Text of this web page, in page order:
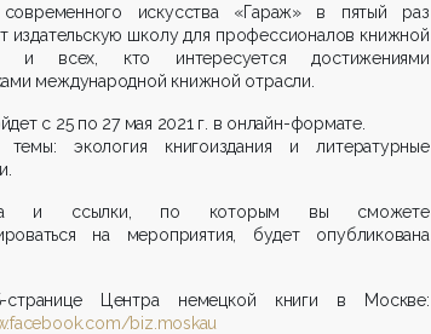
искусства «Гараж» в пятый раз
издательскую школу для профессионалов книжной
и всех, кто интересуется достижениями
международной книжной отрасли.
с 25 по 27 мая 2021 г. в онлайн-формате.
темы: экология книгоиздания и литературные
и ссылки, по которым вы сможете
на мероприятия, будет опубликована
Центра немецкой книги в Москве:
biz.moskau